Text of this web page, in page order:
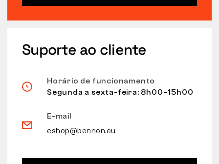
Suporte ao cliente
Horário de funcionamento
Segunda a sexta-feira: 8h00–15h00
E-mail
eshop@bennon.eu